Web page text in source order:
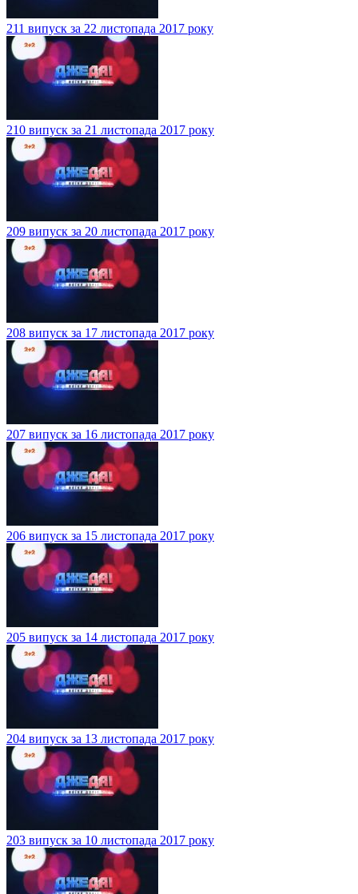
211 випуск за 22 листопада 2017 року
210 випуск за 21 листопада 2017 року
209 випуск за 20 листопада 2017 року
208 випуск за 17 листопада 2017 року
207 випуск за 16 листопада 2017 року
206 випуск за 15 листопада 2017 року
205 випуск за 14 листопада 2017 року
204 випуск за 13 листопада 2017 року
203 випуск за 10 листопада 2017 року